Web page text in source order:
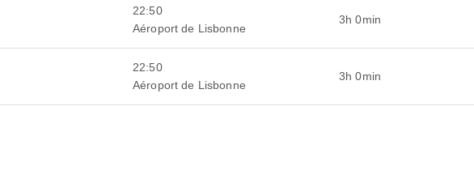
22:50
Aéroport de Lisbonne
3h 0min
22:50
Aéroport de Lisbonne
3h 0min